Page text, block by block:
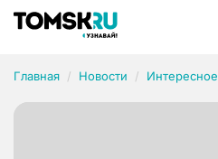
Главная Новости Интересное